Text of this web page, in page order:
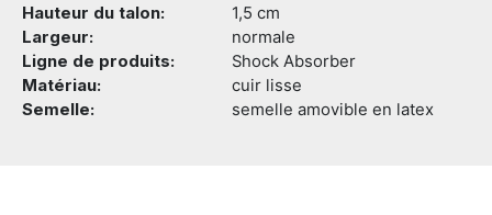
Hauteur du talon:
1,5 cm
Largeur:
normale
Ligne de produits:
Shock Absorber
Matériau:
cuir lisse
Semelle:
semelle amovible en latex